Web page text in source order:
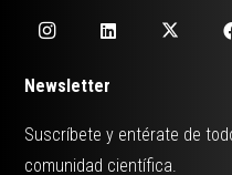
Newsletter
Suscríbete y entérate de
comunidad científica.